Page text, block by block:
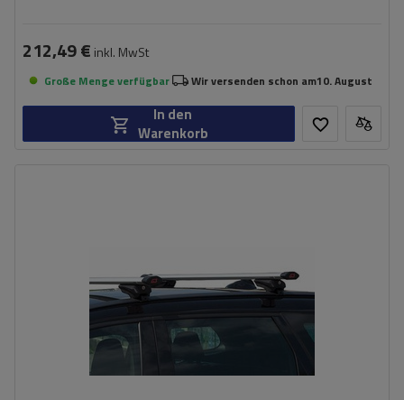
212,49 € inkl. MwSt
Große Menge verfügbar Wir versenden schon am10. August
In den
Warenkorb